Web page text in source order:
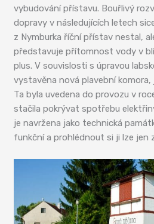
vybudování přístavu. Bouřlivý
dopravy v následujících letech
z Nymburka říční přístav nestal,
představuje přítomnost vody v
plus. V souvislosti s úpravou
vystavěna nová plavební komora,
Ta byla uvedena do provozu v
stačila pokrývat spotřebu
je navržena jako technická
funkční a prohlédnout si ji lze jen